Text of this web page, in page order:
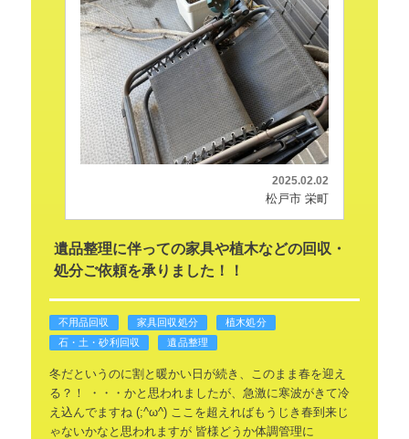
2025.02.02
松戸市 栄町
遺品整理に伴っての家具や植木などの回収・
処分ご依頼を承りました！！
不用品回収 家具回収処分
植木処分
石・土・砂利回収
遺品整理
冬だというのに割と暖かい日が続き、このまま春を迎え
る？！
・・・かと思われましたが、急激に寒波がきて冷
え込んでますね (;^ω^) ここを超えればもうじき春到来じ
ゃないかなと思われますが皆様どうか体調管理に